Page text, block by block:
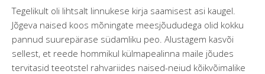
Tegelikult oli lihtsalt linnukese kirja saamisest asi kaugel.
Jõgeva naised koos mõningate meesjõududega olid kokku
pannud suurepärase südamliku peo. Alustagem kasvõi
sellest, et reede hommikul külmapealinna maile jõudes
tervitasid teeotstel rahvariides naised-neiud kõikvõimalike